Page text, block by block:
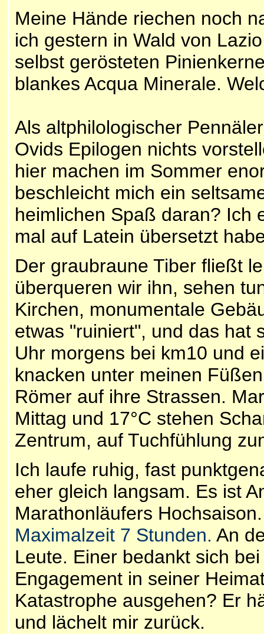
Meine Hände riechen noch
ich gestern in Wald von
selbst gerösteten
blankes Acqua Minerale.
Als altphilologischer
Ovids Epilogen nichts
hier machen im Sommer
beschleicht mich ein
heimlichen Spaß daran? Ich
mal auf Latein übersetzt
Der graubraune Tiber fließt
überqueren wir ihn, sehen
Kirchen, monumentale
etwas "ruiniert", und das hat
Uhr morgens bei km10 und
knacken unter meinen
Römer auf ihre Strassen.
Mittag und 17°C stehen
Zentrum, auf Tuchfühlung
Ich laufe ruhig, fast
eher gleich langsam. Es ist
Marathonläufers
Maximalzeit 7 Stunden. An
Leute. Einer bedankt sich
Engagement in seiner
Katastrophe ausgehen? Er
und lächelt mir zurück.